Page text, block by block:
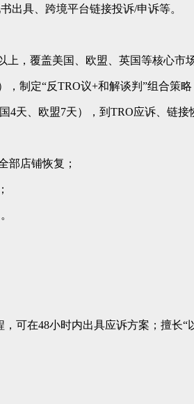
出具、跨境平台链接投诉/申诉等。
上，覆盖美国、欧盟、英国等核心市
制定“反TRO议+和解谈判”组合策略
天、欧盟7天），到TRO应诉、链接
部店铺恢复；
可在48小时内出具应诉方案；擅长“